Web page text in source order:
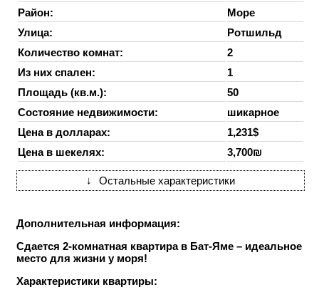
Район:
Море
Улица:
Ротшильд
Количество комнат:
2
Из них спален:
1
Площадь (кв.м.):
50
Состояние недвижимости:
шикарное
Цена в долларах:
1,231$
Цена в шекелях:
3,700₪
↓ Остальные характеристики
Дополнительная информация:
Сдается 2-комнатная квартира в Бат-Яме – идеальное
место для жизни у моря!
Характеристики квартиры: